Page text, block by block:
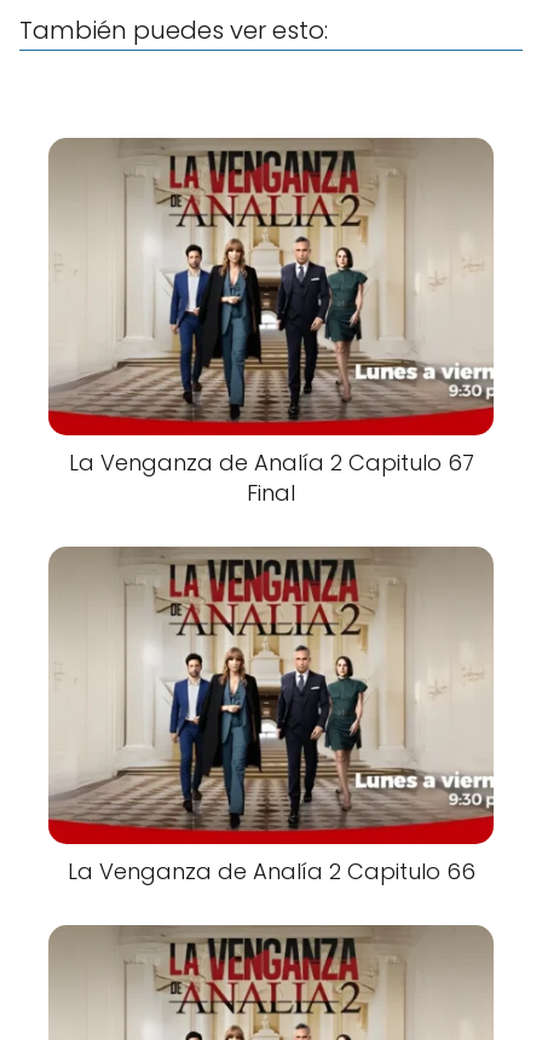
También puedes ver esto:
La Venganza de Analía 2 Capitulo 67
Final
La Venganza de Analía 2 Capitulo 66